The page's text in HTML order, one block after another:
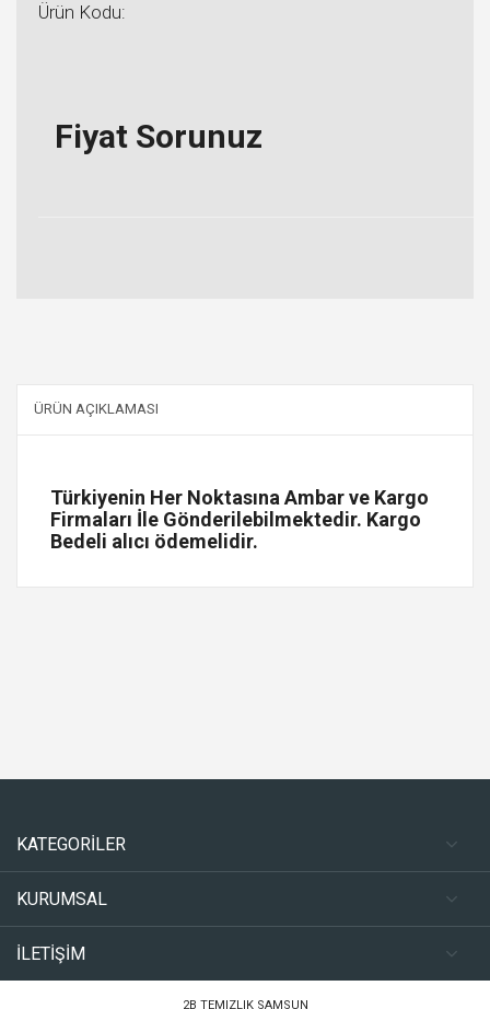
Ürün Kodu:
Fiyat Sorunuz
ÜRÜN AÇIKLAMASI
Türkiyenin Her Noktasına Ambar ve Kargo
Firmaları İle Gönderilebilmektedir. Kargo
Bedeli alıcı ödemelidir.
KATEGORİLER
KURUMSAL
İLETİŞİM
2B TEMIZLIK SAMSUN